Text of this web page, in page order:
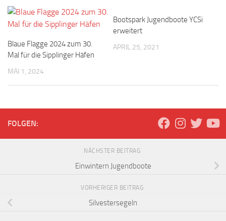
Blaue Flagge 2024 zum 30.
Mal für die Sipplinger Häfen
MAI 1, 2024
Bootspark Jugendboote YCSi
erweitert
APRIL 25, 2021
FOLGEN:
NÄCHSTER BEITRAG
Einwintern Jugendboote
VORHERIGER BEITRAG
Silvestersegeln